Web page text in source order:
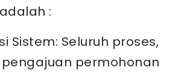
:
Sistem: Seluruh proses,
permohonan